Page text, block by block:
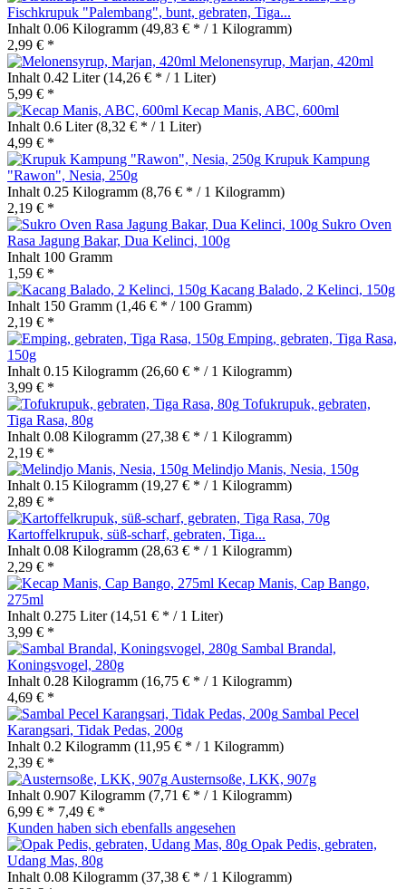
Fischkrupuk "Palembang", bunt, gebraten, Tiga...
Inhalt 0.06 Kilogramm (49,83 € * / 1 Kilogramm)
2,99 € *
Melonensyrup, Marjan, 420ml
Inhalt 0.42 Liter(14,26 € * / 1 Liter)
5,99 € *
Kecap Manis, ABC, 600ml
Inhalt 0.6 Liter(8,32 € * / 1 Liter)
4,99 € *
Krupuk Kampung
"Rawon", Nesia, 250g
Inhalt 0.25 Kilogramm (8,76 € * / 1 Kilogramm)
2,19 € *
Sukro Oven
Rasa Jagung Bakar, Dua Kelinci, 100g
Inhalt 100 Gramm
1,59 € *
Kacang Balado, 2 Kelinci, 150g
Inhalt 150 Gramm (1,46 € * / 100 Gramm)
2,19 € *
Emping, gebraten, Tiga Rasa,
150g
Inhalt 0.15 Kilogramm (26,60 € * / 1 Kilogramm)
3,99 € *
Tofukrupuk, gebraten,
Tiga Rasa, 80g
Inhalt 0.08 Kilogramm (27,38 € * / 1 Kilogramm)
2,19 € *
Melindjo Manis, Nesia, 150g
Inhalt 0.15 Kilogramm (19,27 € * / 1 Kilogramm)
2,89 € *
Kartoffelkrupuk, süß-scharf, gebraten, Tiga...
Inhalt 0.08 Kilogramm (28,63 € * / 1 Kilogramm)
2,29 € *
Kecap Manis, Cap Bango,
275ml
Inhalt 0.275 Liter(14,51 € * / 1 Liter)
3,99 € *
Sambal Brandal,
Koningsvogel, 280g
Inhalt 0.28 Kilogramm (16,75 € * / 1 Kilogramm)
4,69 € *
Sambal Pecel
Karangsari, Tidak Pedas, 200g
Inhalt 0.2 Kilogramm (11,95 € * / 1 Kilogramm)
2,39 € *
Austernsoße, LKK, 907g
Inhalt 0.907 Kilogramm (7,71 € * / 1 Kilogramm)
6,99 € * 7,49 € *
Kunden haben sich ebenfalls angesehen
Opak Pedis, gebraten,
Udang Mas, 80g
Inhalt 0.08 Kilogramm (37,38 € * / 1 Kilogramm)